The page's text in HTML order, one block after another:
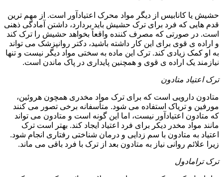
حشیش یا کانابیس از دیگر مواد محرک اعتیادآور است. از مهم ترین
قدم هایی که فرد برای ترک حشیش باید بردارد، داشتن آمادگی ذهنی
است. در صورتی که مصرف کننده واقعاً بخواهد حشیش را ترک کند
و اراده ی قوی برای این کار داشته باشید، دکتر روانپزشک می تواند
به او کمک زیادی کند. ترک این ماده به سختی مواد دیگر نیست و تنها
نیازمند یک اراده ی قوی و همچنین پایداری در پاک ماندن است.
ترک اعتیاد متادون
متادون دارویی است که برای ترک مواد مخدری همچون هروئین،
مورفین و تریاک استفاده می شود. متأسفانه برخی تصور می کنند
که متادون اعتیادآور نیست، اما این گونه است و متادون می تواند
مانند مواد مخدر دیکر برای فرد اعتیاد ایجاد کند. بهتر است ترک
اعتیاد به متادون با سم زدایی و درمان شناختی رفتاری انجام شود.
زیرا علائم روانی نیاز به متادون بعد از ترک با فرد باقی می ماند.
ترک ترامادول